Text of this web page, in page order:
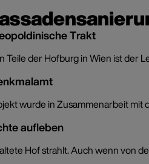
Trakt
der Hofburg in Wien ist der
wurde in Zusammenarbeit
aufleben
Hof strahlt. Auch wenn von